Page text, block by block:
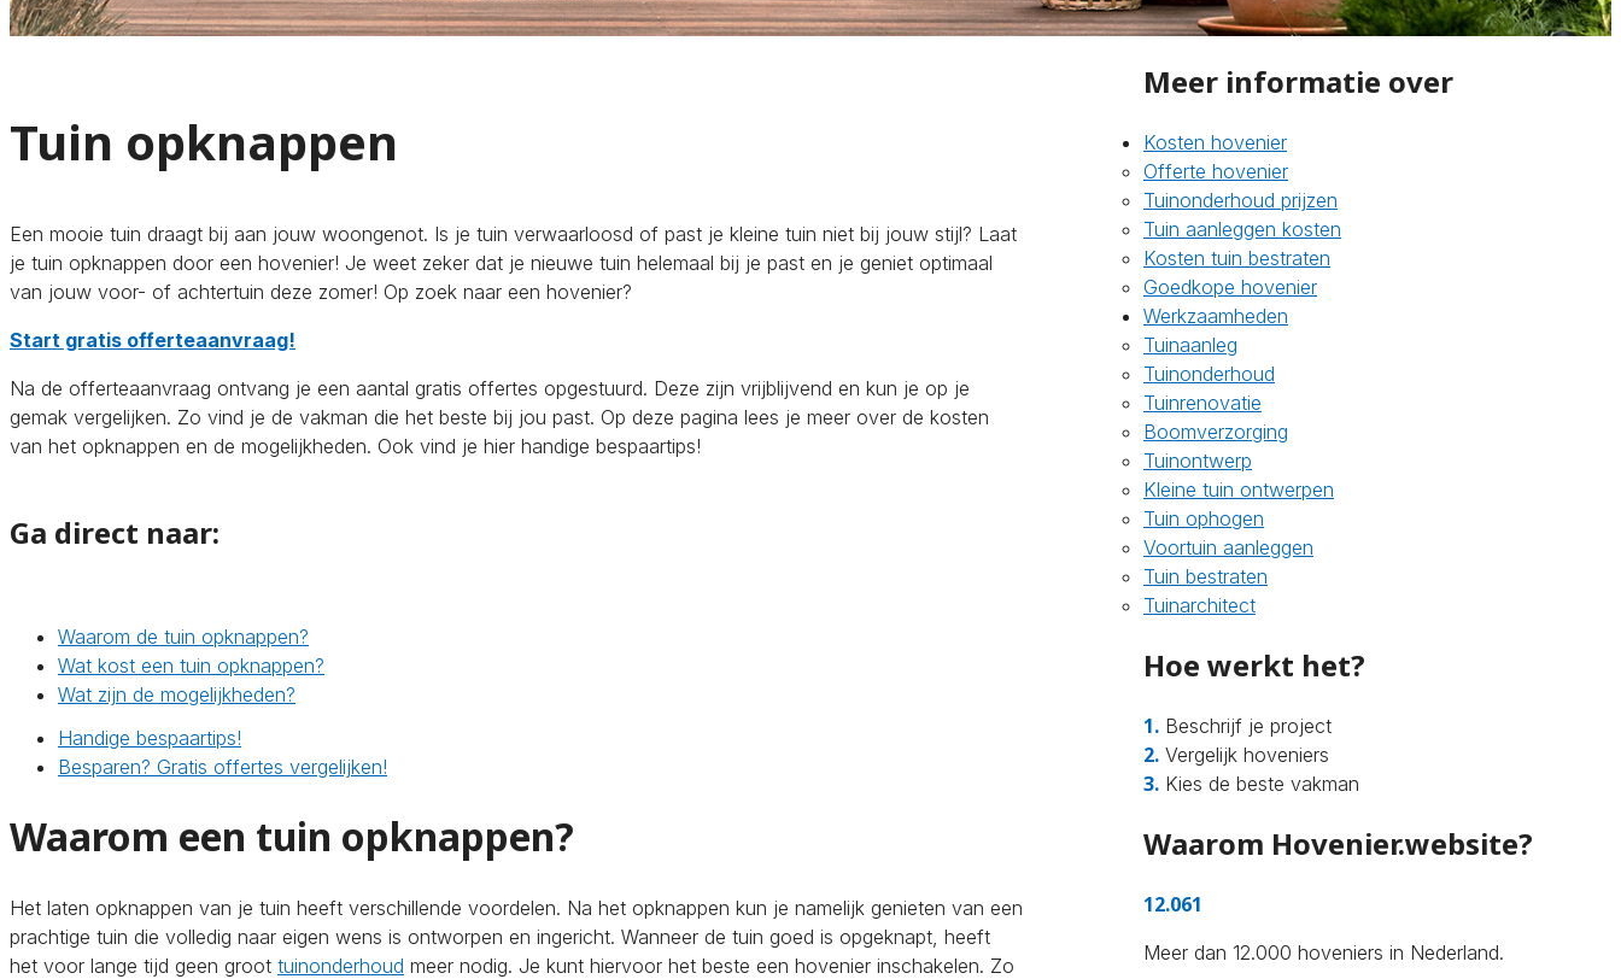
Tuin opknappen
Een mooie tuin draagt bij aan jouw woongenot. Is je tuin verwaarloosd of past je kleine tuin niet bij jouw stijl? Laat
je tuin opknappen door een hovenier! Je weet zeker dat je nieuwe tuin helemaal bij je past en je geniet optimaal
van jouw voor- of achtertuin deze zomer! Op zoek naar een hovenier?
Start gratis offerteaanvraag!
Na de offerteaanvraag ontvang je een aantal gratis offertes opgestuurd. Deze zijn vrijblijvend en kun je op je
gemak vergelijken. Zo vind je de vakman die het beste bij jou past. Op deze pagina lees je meer over de kosten
van het opknappen en de mogelijkheden. Ook vind je hier handige bespaartips!
Ga direct naar:
Waarom de tuin opknappen?
Wat kost een tuin opknappen?
Wat zijn de mogelijkheden?
Handige bespaartips!
Besparen? Gratis offertes vergelijken!
Waarom een tuin opknappen?
Het laten opknappen van je tuin heeft verschillende voordelen. Na het opknappen kun je namelijk genieten van een
prachtige tuin die volledig naar eigen wens is ontworpen en ingericht. Wanneer de tuin goed is opgeknapt, heeft
het voor lange tijd geen groot tuinonderhoud meer nodig. Je kunt hiervoor het beste een hovenier inschakelen. Zo
Meer informatie over
Kosten hovenier
Offerte hovenier
Tuinonderhoud prijzen
Tuin aanleggen kosten
Kosten tuin bestraten
Goedkope hovenier
Werkzaamheden
Tuinaanleg
Tuinonderhoud
Tuinrenovatie
Boomverzorging
Tuinontwerp
Kleine tuin ontwerpen
Tuin ophogen
Voortuin aanleggen
Tuin bestraten
Tuinarchitect
Hoe werkt het?
1. Beschrijf je project
2. Vergelijk hoveniers
3. Kies de beste vakman
Waarom Hovenier.website?
12.061
Meer dan 12.000 hoveniers in Nederland.